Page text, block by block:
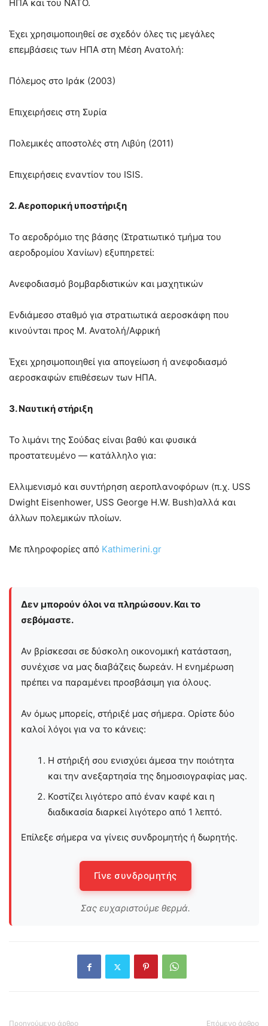
ΗΠΑ και του ΝΑΤΟ.
Έχει χρησιμοποιηθεί σε σχεδόν όλες τις μεγάλες
επεμβάσεις των ΗΠΑ στη Μέση Ανατολή:
Πόλεμος στο Ιράκ (2003)
Επιχειρήσεις στη Συρία
Πολεμικές αποστολές στη Λιβύη (2011)
Επιχειρήσεις εναντίον του ISIS.
2. Αεροπορική υποστήριξη
Το αεροδρόμιο της βάσης (Στρατιωτικό τμήμα του
αεροδρομίου Χανίων) εξυπηρετεί:
Ανεφοδιασμό βομβαρδιστικών και μαχητικών
Ενδιάμεσο σταθμό για στρατιωτικά αεροσκάφη που
κινούνται προς Μ. Ανατολή/Αφρική
Έχει χρησιμοποιηθεί για απογείωση ή ανεφοδιασμό
αεροσκαφών επιθέσεων των ΗΠΑ.
3. Ναυτική στήριξη
Το λιμάνι της Σούδας είναι βαθύ και φυσικά
προστατευμένο — κατάλληλο για:
Ελλιμενισμό και συντήρηση αεροπλανοφόρων (π.χ. USS
Dwight Eisenhower, USS George H.W. Bush)αλλά και
άλλων πολεμικών πλοίων.
Με πληροφορίες από Kathimerini.gr
Δεν μπορούν όλοι να πληρώσουν. Και το
σεβόμαστε.
Αν βρίσκεσαι σε δύσκολη οικονομική κατάσταση,
συνέχισε να μας διαβάζεις δωρεάν. Η ενημέρωση
πρέπει να παραμένει προσβάσιμη για όλους.
Αν όμως μπορείς, στήριξέ μας σήμερα. Ορίστε δύο
καλοί λόγοι για να το κάνεις:
Η στήριξή σου ενισχύει άμεσα την ποιότητα
και την ανεξαρτησία της δημοσιογραφίας μας.
Κοστίζει λιγότερο από έναν καφέ και η
διαδικασία διαρκεί λιγότερο από 1 λεπτό.
Επίλεξε σήμερα να γίνεις συνδρομητής ή δωρητής.
Γίνε συνδρομητής
Σας ευχαριστούμε θερμά.
Προηγούμενο άρθρο Επόμενο άρθρο